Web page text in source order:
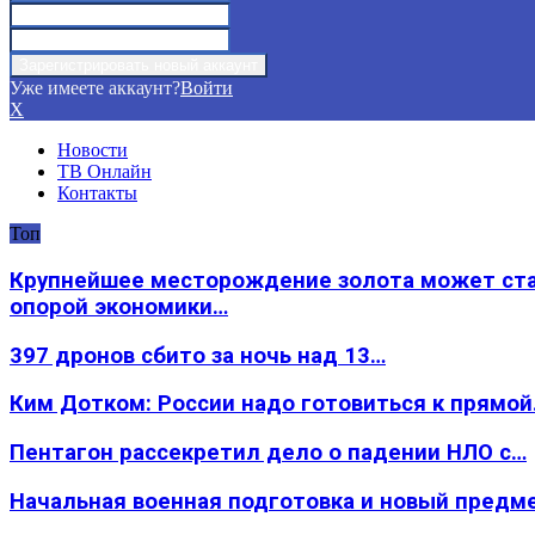
Уже имеете аккаунт?Войти
X
Новости
ТВ Онлайн
Контакты
Топ
Крупнейшее месторождение золота может
опорой экономики…
397 дронов сбито за ночь над 13…
Ким Дотком: России надо готовиться к
Пентагон рассекретил дело о падении НЛО с…
Начальная военная подготовка и новый